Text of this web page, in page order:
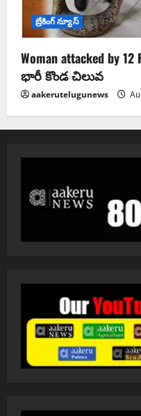
బ్రేకింగ్ న్యూస్
Woman attacked by
భారీ కొండ చిలువ
aakerutelugunews